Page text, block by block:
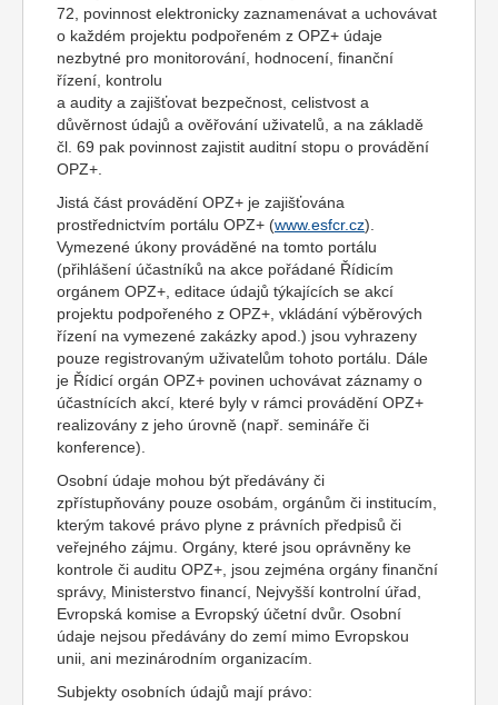
72, povinnost elektronicky zaznamenávat a uchovávat
o každém projektu podpořeném z OPZ+ údaje
nezbytné pro monitorování, hodnocení, finanční
řízení, kontrolu
a audity a zajišťovat bezpečnost, celistvost a
důvěrnost údajů a ověřování uživatelů, a na základě
čl. 69 pak povinnost zajistit auditní stopu o provádění
OPZ+.
Jistá část provádění OPZ+ je zajišťována
prostřednictvím portálu OPZ+ (www.esfcr.cz).
Vymezené úkony prováděné na tomto portálu
(přihlášení účastníků na akce pořádané Řídicím
orgánem OPZ+, editace údajů týkajících se akcí
projektu podpořeného z OPZ+, vkládání výběrových
řízení na vymezené zakázky apod.) jsou vyhrazeny
pouze registrovaným uživatelům tohoto portálu. Dále
je Řídicí orgán OPZ+ povinen uchovávat záznamy o
účastnících akcí, které byly v rámci provádění OPZ+
realizovány z jeho úrovně (např. semináře či
konference).
Osobní údaje mohou být předávány či
zpřístupňovány pouze osobám, orgánům či institucím,
kterým takové právo plyne z právních předpisů či
veřejného zájmu. Orgány, které jsou oprávněny ke
kontrole či auditu OPZ+, jsou zejména orgány finanční
správy, Ministerstvo financí, Nejvyšší kontrolní úřad,
Evropská komise a Evropský účetní dvůr. Osobní
údaje nejsou předávány do zemí mimo Evropskou
unii, ani mezinárodním organizacím.
Subjekty osobních údajů mají právo: